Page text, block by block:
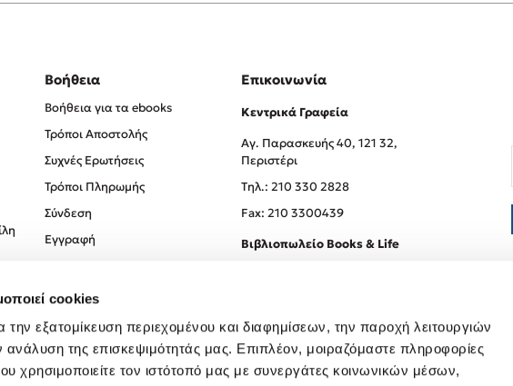
cookies
την εξατομίκευση περιεχομένου και διαφημίσεων, την παροχή λειτουργιών
της επισκεψιμότητάς μας. Επιπλέον, μοιραζόμαστε πληροφορίες
χρησιμοποιείτε τον ιστότοπό μας με συνεργάτες κοινωνικών μέσων,
Βοήθεια
Βοήθεια για τα ebooks
Τρόποι Αποστολής
Συχνές Ερωτήσεις
Τρόποι Πληρωμής
Σύνδεση
Εγγραφή
Επικοινωνία
Κεντρικά Γραφεία
Αγ. Παρασκευής 40, 121 32,
Περιστέρι
Tηλ.: 210 330 2828
Fax: 210 3300439
Βιβλιοπωλείο Books & Life